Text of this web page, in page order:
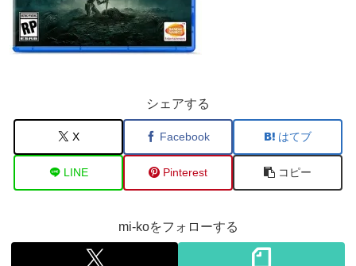
シェアする
X Facebook はてブ
LINE Pinterest コピー
mi-koをフォローする